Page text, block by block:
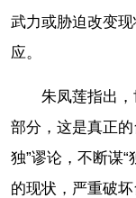
武力或胁迫改变
应。
朱凤莲指出
部分，这是真正
独”谬论，不断谋
的现状，严重破